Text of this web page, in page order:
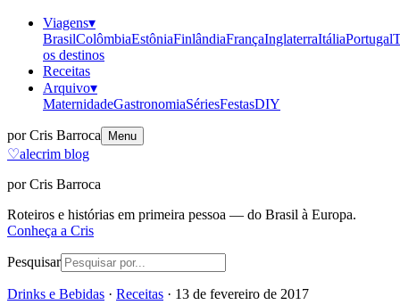
Viagens▾
BrasilColômbiaEstôniaFinlândiaFrançaInglaterraItáliaPortugal
os destinos
Receitas
Arquivo▾
MaternidadeGastronomiaSériesFestasDIY
por Cris Barroca Menu
♡alecrim blog
por Cris Barroca
Roteiros e histórias em primeira pessoa — do Brasil à Europa.
Conheça a Cris
Pesquisar
Drinks e Bebidas · Receitas · 13 de fevereiro de 2017